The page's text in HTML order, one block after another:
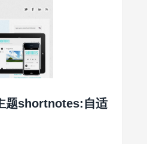
题shortnotes:自适